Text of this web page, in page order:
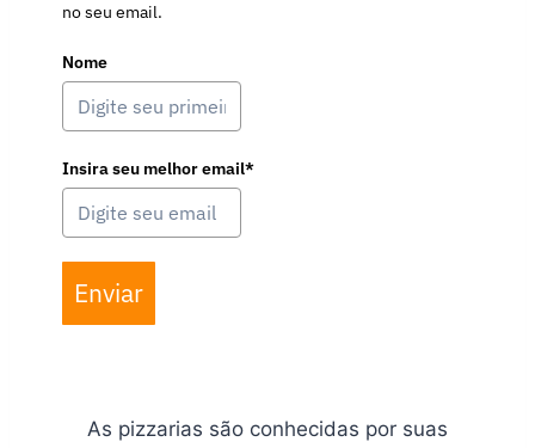
no seu email.
Nome
Insira seu melhor email*
Enviar
As pizzarias são conhecidas por suas